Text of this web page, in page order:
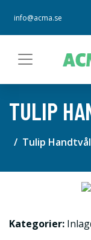
info@acma.se
TULIP
Tulip
Kategorier: